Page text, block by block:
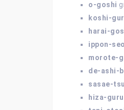
o-goshi
koshi-
harai-
ippon-
morote-
de-ashi-
sasae-
hiza-